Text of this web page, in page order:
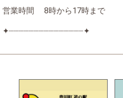
営業時間 8時から17時まで
✦┈┈┈┈┈┈┈┈┈┈┈┈┈┈┈✦